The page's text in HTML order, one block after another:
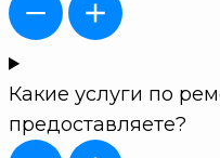
Какие услуги по
предоставляете?